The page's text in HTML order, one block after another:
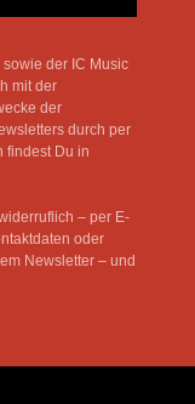
der IC Music
mit der
der
durch per
findest Du in
– per E-
oder
Newsletter – und